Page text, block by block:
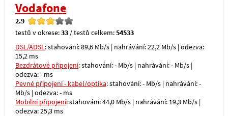
Vodafone
2.9
testů v okrese:33 / testů celkem:54533
DSL/ADSL: stahování: 89,6 Mb/s | nahrávání: 22,2 Mb/s | odezva:
15,2 ms
Bezdrátové připojení: stahování: - Mb/s | nahrávání: - Mb/s |
odezva: - ms
Pevné připojení - kabel/optika: stahování: - Mb/s | nahrávání: -
Mb/s | odezva: - ms
Mobilní připojení: stahování: 44,0 Mb/s | nahrávání: 19,3 Mb/s |
odezva: 25,3 ms